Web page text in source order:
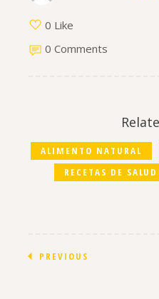
0 Like
0 Comments
ALIMENTO NATURAL
RECETAS DE SALUD
PREVIOUS